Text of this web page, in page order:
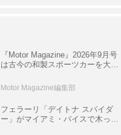
『Motor Magazine』2026年9月号
は古今の和製スポーツカーを大特
情報も満載
Motor Magazine編集部
フェラーリ「デイトナ スパイダ
ー」がマイアミ・バイスで木っ端